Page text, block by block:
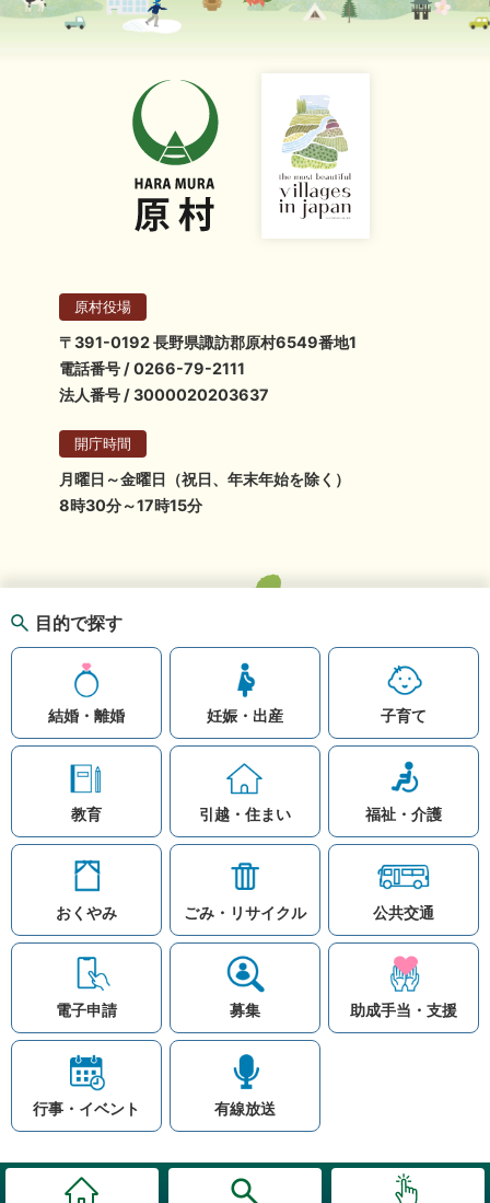
知りたい情報を検索
注目ワード
公共交通
入札
高齢者福祉 補助金
目的で探す
結婚・離婚 妊娠・出産 子育て
教育 引越・住まい 福祉・介護
おくやみ ごみ・リサイクル 公共交通
電子申請 募集 助成手当・支援
行事・イベント 有線放送
原村役場
〒391-0192 長野県諏訪郡原村6549番地1
電話番号 / 0266-79-2111
法人番号 / 3000020203637
開庁時間
月曜日～金曜日（祝日、年末年始を除く）
8時30分～17時15分
お問い合わせ
リンク集
このホームページ
著作権と免責事項につ
プライバシーポリシー
© Village Hara